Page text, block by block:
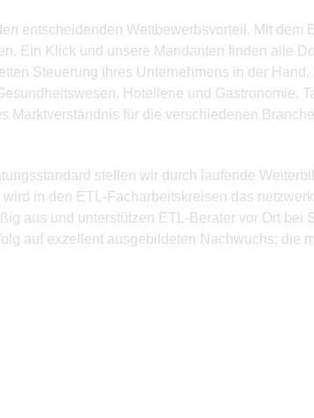
entscheidenden Wettbewerbsvorteil. Mit
Ein Klick und unsere Mandanten finden alle
Steuerung ihres Unternehmens in der
Hotellerie und Gastronomie,
Marktverständnis für die verschiedenen
stellen wir durch laufende
in den ETL-Facharbeitskreisen das
aus und unterstützen ETL-Berater vor Ort
auf exzellent ausgebildeten Nachwuchs: